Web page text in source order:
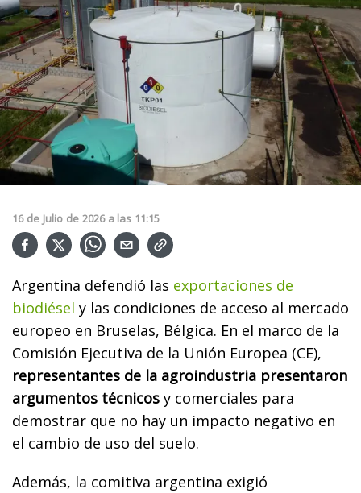
16 de Julio de 2026 a las 11:15
Argentina defendió las exportaciones de
biodiésel y las condiciones de acceso al mercado
europeo en Bruselas, Bélgica. En el marco de la
Comisión Ejecutiva de la Unión Europea (CE),
representantes de la agroindustria presentaron
argumentos técnicos y comerciales para
demostrar que no hay un impacto negativo en
el cambio de uso del suelo.
Además, la comitiva argentina exigió